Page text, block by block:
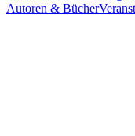
Autoren & Bücher